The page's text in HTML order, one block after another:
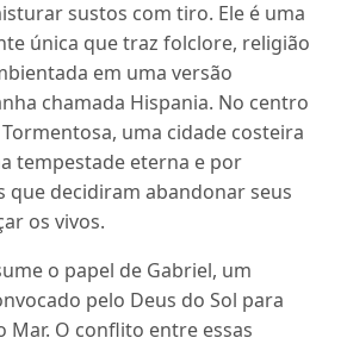
sustos com tiro. Ele é uma
única que traz folclore, religião
em uma versão
chamada Hispania. No centro
uma cidade costeira
tempestade eterna e por
que decidiram abandonar seus
os vivos.
o papel de Gabriel, um
pelo Deus do Sol para
Mar. O conflito entre essas